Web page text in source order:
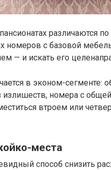
различаются
номеров с базовой
— и искать его
в эконом-сегменте:
номера с
втроем или
места
способ снизить